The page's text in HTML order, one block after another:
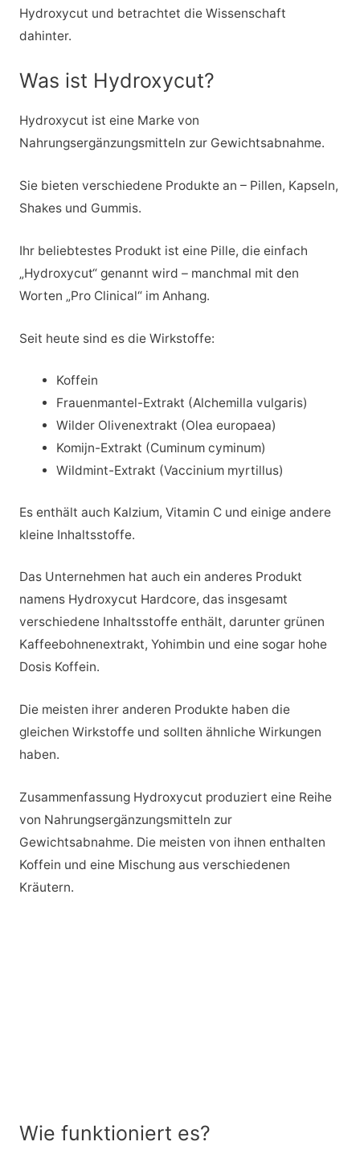
Hydroxycut und betrachtet die Wissenschaft
dahinter.
Was ist Hydroxycut?
Hydroxycut ist eine Marke von
Nahrungsergänzungsmitteln zur Gewichtsabnahme.
Sie bieten verschiedene Produkte an – Pillen, Kapseln,
Shakes und Gummis.
Ihr beliebtestes Produkt ist eine Pille, die einfach
„Hydroxycut“ genannt wird – manchmal mit den
Worten „Pro Clinical“ im Anhang.
Seit heute sind es die Wirkstoffe:
Koffein
Frauenmantel-Extrakt (Alchemilla vulgaris)
Wilder Olivenextrakt (Olea europaea)
Komijn-Extrakt (Cuminum cyminum)
Wildmint-Extrakt (Vaccinium myrtillus)
Es enthält auch Kalzium, Vitamin C und einige andere
kleine Inhaltsstoffe.
Das Unternehmen hat auch ein anderes Produkt
namens Hydroxycut Hardcore, das insgesamt
verschiedene Inhaltsstoffe enthält, darunter grünen
Kaffeebohnenextrakt, Yohimbin und eine sogar hohe
Dosis Koffein.
Die meisten ihrer anderen Produkte haben die
gleichen Wirkstoffe und sollten ähnliche Wirkungen
haben.
Zusammenfassung Hydroxycut produziert eine Reihe
von Nahrungsergänzungsmitteln zur
Gewichtsabnahme. Die meisten von ihnen enthalten
Koffein und eine Mischung aus verschiedenen
Kräutern.
Wie funktioniert es?